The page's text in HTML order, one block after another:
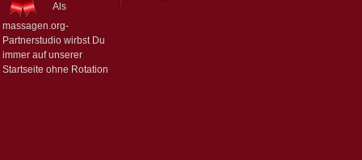
Als
massagen.org-
Partnerstudio wirbst Du
immer auf unserer
Startseite ohne Rotation